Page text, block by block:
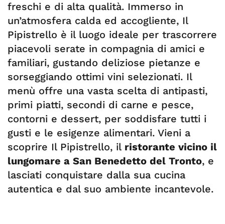
freschi e di alta qualità. Immerso in
un’atmosfera calda ed accogliente, Il
Pipistrello è il luogo ideale per trascorrere
piacevoli serate in compagnia di amici e
familiari, gustando deliziose pietanze e
sorseggiando ottimi vini selezionati. Il
menù offre una vasta scelta di antipasti,
primi piatti, secondi di carne e pesce,
contorni e dessert, per soddisfare tutti i
gusti e le esigenze alimentari. Vieni a
scoprire Il Pipistrello, il ristorante vicino il
lungomare a San Benedetto del Tronto, e
lasciati conquistare dalla sua cucina
autentica e dal suo ambiente incantevole.